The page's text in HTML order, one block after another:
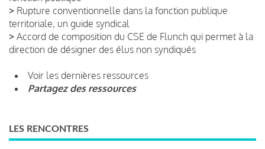
> Rupture conventionnelle dans la fonction publique
territoriale, un guide syndical
> Accord de composition du CSE de Flunch qui permet à la
direction de désigner des élus non syndiqués
Voir les dernières ressources
Partagez des ressources
LES RENCONTRES